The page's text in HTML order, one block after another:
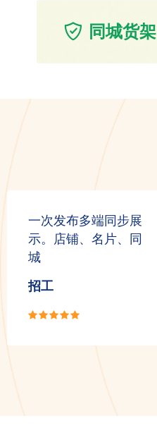
同城货架
一次发布多端同步展
示。店铺、名片、同
城
招工